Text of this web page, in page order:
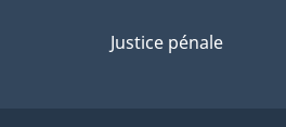
p
Justice pénale